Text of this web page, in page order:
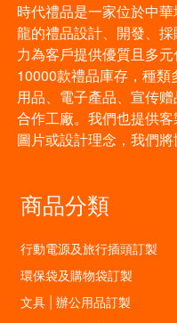
時代禮品是一家位於中
龍的禮品設計、開發、
力為客戶提供優質且多
10000款禮品庫存，種
用品、電子產品、宣传
合作工廠。我們也提供
圖片或設計理念，我們將
商品分類
行動電源及旅行插頭訂製
環保袋及購物袋訂製
文具 | 辦公用品訂製